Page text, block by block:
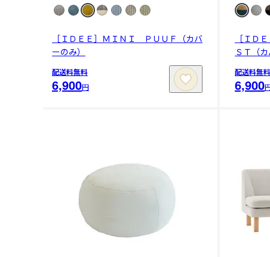
［ＩＤＥＥ］ＭＩＮＩ ＰＵＵＦ（カバ
ーのみ）
配送料無料
6,900円
［ＩＤ
ＳＴ（カ
配送料無料
6,900